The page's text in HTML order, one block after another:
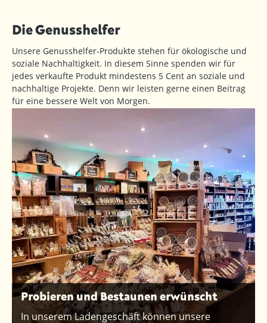
Die Genusshelfer
Unsere Genusshelfer-Produkte stehen für ökologische und
soziale Nachhaltigkeit. In diesem Sinne spenden wir für
jedes verkaufte Produkt mindestens 5 Cent an soziale und
nachhaltige Projekte. Denn wir leisten gerne einen Beitrag
für eine bessere Welt von Morgen.
Probieren und Bestaunen erwünscht
In unserem Ladengeschäft können unsere